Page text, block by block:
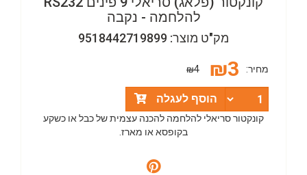
להלחמה - נקבה
מק"ט מוצר: 9518442719899
מחיר: ₪3
₪4
הוסף לעגלה
קונקטור סריאלי להלחמה להכנה עצמית של כבל או כשקע
בקופסא או מארז.